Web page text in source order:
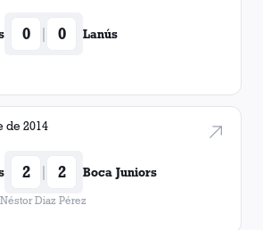
9
0 | 0 Lanús
de 2014
2 | 2 Boca Juniors
Diaz Pérez